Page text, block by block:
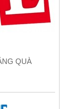
QUÀ